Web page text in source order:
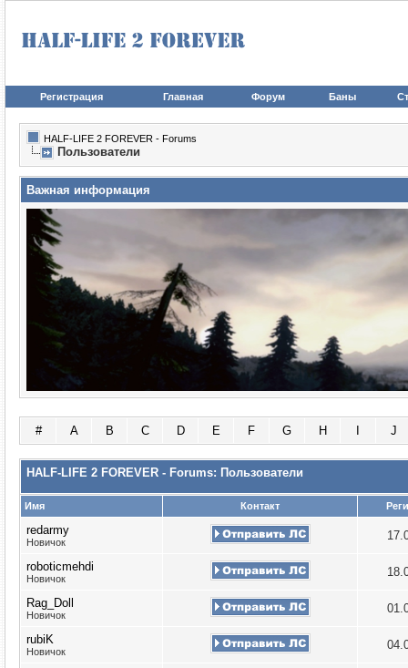
Регистрация Главная Форум Баны
HALF-LIFE 2 FOREVER - Forums
Пользователи
Важная информация
# A B C D E F G H J
HALF-LIFE 2 FOREVER - Forums: Пользователи
Имя Контакт
redarmy
Новичок
roboticmehdi
Новичок
Rag_Doll
Новичок
rubiK
Новичок